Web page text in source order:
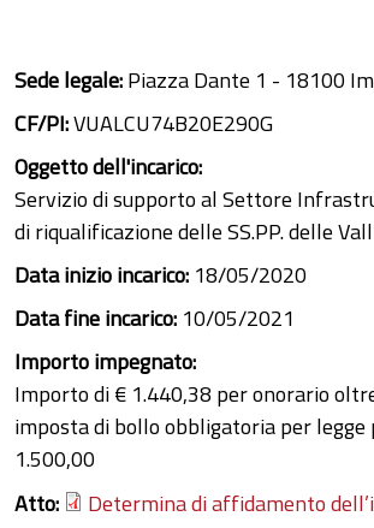
Sede legale:Piazza Dante 1 - 18100
CF/PI:VUALCU74B20E290G
Oggetto dell'incarico:
Servizio di supporto al Settore
di riqualificazione delle SS.PP. delle
Data inizio incarico: 18/05/2020
Data fine incarico: 10/05/2021
Importo impegnato:
Importo di € 1.440,38 per onorario
imposta di bollo obbligatoria per
1.500,00
Atto:
Determina di affidamento